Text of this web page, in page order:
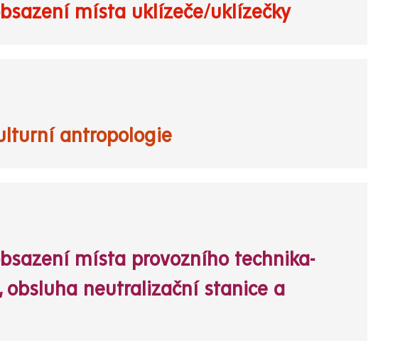
místa uklízeče/uklízečky
antropologie
místa provozního technika-
obsluha neutralizační stanice a